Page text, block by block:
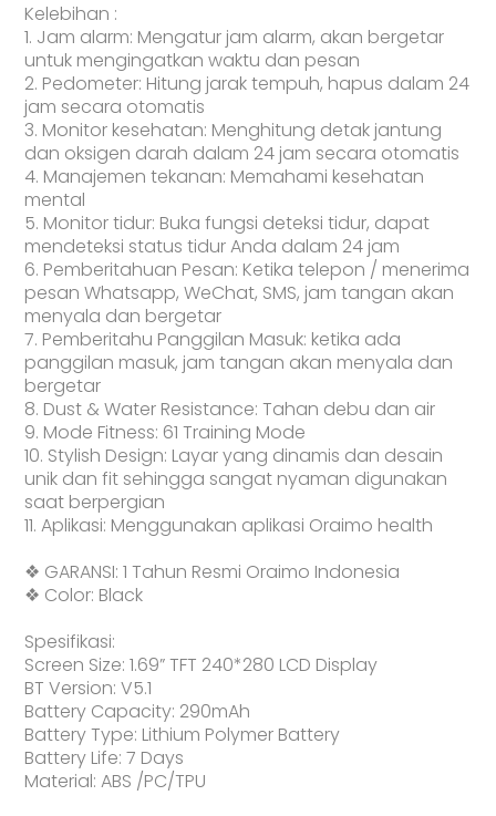
Kelebihan :
1. Jam alarm: Mengatur jam alarm, akan bergetar
untuk mengingatkan waktu dan pesan
2. Pedometer: Hitung jarak tempuh, hapus dalam 24
jam secara otomatis
3. Monitor kesehatan: Menghitung detak jantung
dan oksigen darah dalam 24 jam secara otomatis
4. Manajemen tekanan: Memahami kesehatan
mental
5. Monitor tidur: Buka fungsi deteksi tidur, dapat
mendeteksi status tidur Anda dalam 24 jam
6. Pemberitahuan Pesan: Ketika telepon / menerima
pesan Whatsapp, WeChat, SMS, jam tangan akan
menyala dan bergetar
7. Pemberitahu Panggilan Masuk: ketika ada
panggilan masuk, jam tangan akan menyala dan
bergetar
8. Dust & Water Resistance: Tahan debu dan air
9. Mode Fitness: 61 Training Mode
10. Stylish Design: Layar yang dinamis dan desain
unik dan fit sehingga sangat nyaman digunakan
saat berpergian
11. Aplikasi: Menggunakan aplikasi Oraimo health
❖ GARANSI: 1 Tahun Resmi Oraimo Indonesia
❖ Color: Black
Spesifikasi:
Screen Size: 1.69” TFT 240*280 LCD Display
BT Version: V5.1
Battery Capacity: 290mAh
Battery Type: Lithium Polymer Battery
Battery Life: 7 Days
Material: ABS /PC/TPU